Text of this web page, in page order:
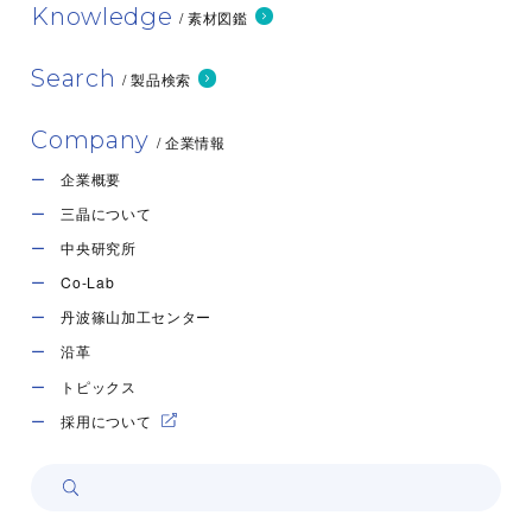
Knowledge / 素材図鑑
Search / 製品検索
Company / 企業情報
企業概要
三晶について
中央研究所
Co-Lab
丹波篠山加工センター
沿革
トピックス
採用について